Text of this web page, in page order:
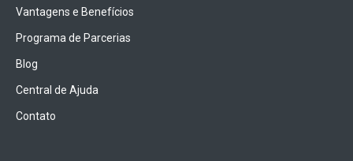
Vantagens e Benefícios
Programa de Parcerias
Blog
Central de Ajuda
Contato